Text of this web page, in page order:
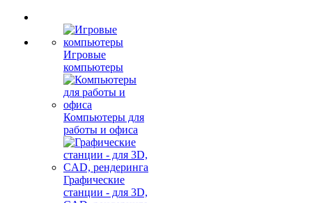
Игровые
компьютеры
Компьютеры для
работы и офиса
Графические
станции - для 3D,